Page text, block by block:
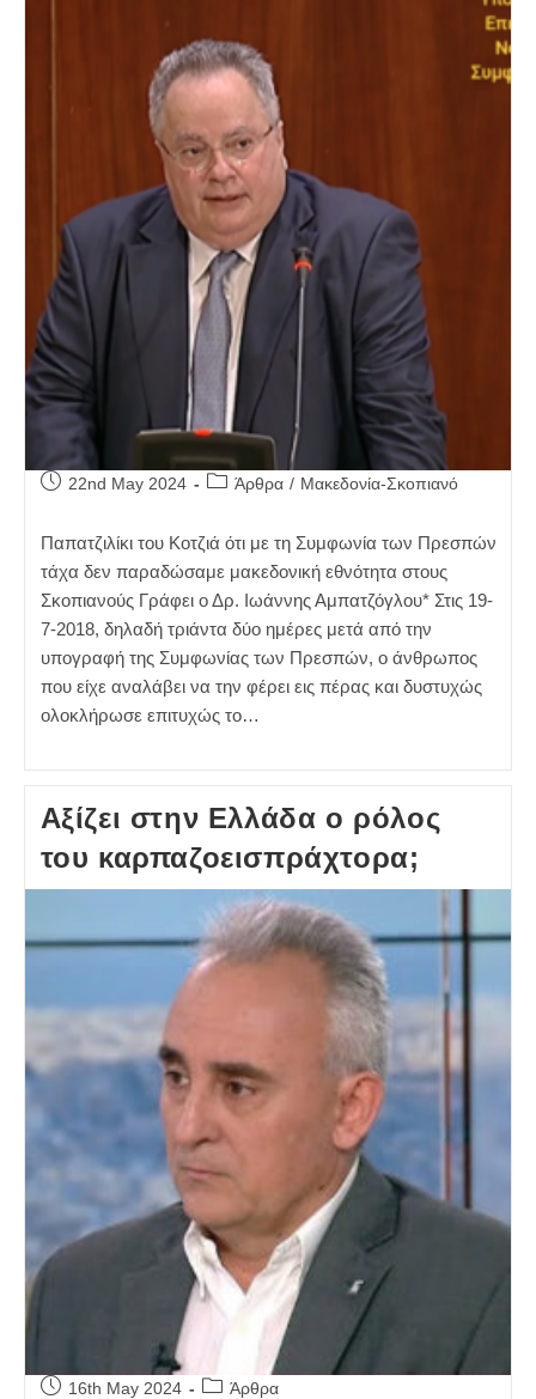
Post22nd May 2024
PostΆρθρα / Μακεδονία-Σκοπιανό
Παπατζιλίκι του Κοτζιά ότι με τη Συμφωνία των Πρεσπών
τάχα δεν παραδώσαμε μακεδονική εθνότητα στους
Σκοπιανούς Γράφει ο Δρ. Ιωάννης Αμπατζόγλου* Στις 19-
7-2018, δηλαδή τριάντα δύο ημέρες μετά από την
υπογραφή της Συμφωνίας των Πρεσπών, ο άνθρωπος
που είχε αναλάβει να την φέρει εις πέρας και δυστυχώς
ολοκλήρωσε επιτυχώς το…
Αξίζει στην Ελλάδα ο ρόλος
του καρπαζοεισπράχτορα;
Post16th May 2024
PostΆρθρα